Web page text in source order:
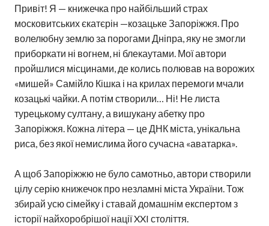
Привіт! Я — книжечка про найбільший страх
московитських єкатєрін —козацьке Запоріжжя. Про
волелюбну землю за порогами Дніпра, яку не змогли
приборкати ні вогнем, ні блекаутами. Мої автори
пройшлися місцинами, де колись полював на ворожих
«мишей» Самійло Кішка і на крилах перемоги мчали
козацькі чайки. А потім створили… Ні! Не листа
турецькому султану, а вишукану абетку про
Запоріжжя. Кожна літера — це ДНК міста, унікальна
риса, без якої немислима його сучасна «аватарка».
А щоб Запоріжжю не було самотньо, автори створили
цілу серію книжечок про незламні міста України. Тож
збирай усю сімейку і ставай домашнім експертом з
історії найхоробрішої нації XXI століття.